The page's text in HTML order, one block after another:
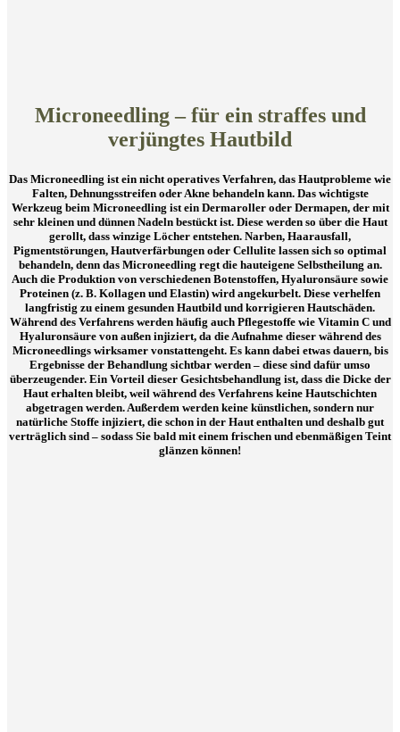
Microneedling – für ein straffes und
verjüngtes Hautbild
Das Microneedling ist ein nicht operatives Verfahren, das Hautprobleme wie
Falten, Dehnungsstreifen oder Akne behandeln kann. Das wichtigste
Werkzeug beim Microneedling ist ein Dermaroller oder Dermapen, der mit
sehr kleinen und dünnen Nadeln bestückt ist. Diese werden so über die Haut
gerollt, dass winzige Löcher entstehen. Narben, Haarausfall,
Pigmentstörungen, Hautverfärbungen oder Cellulite lassen sich so optimal
behandeln, denn das Microneedling regt die hauteigene Selbstheilung an.
Auch die Produktion von verschiedenen Botenstoffen, Hyaluronsäure sowie
Proteinen (z. B. Kollagen und Elastin) wird angekurbelt. Diese verhelfen
langfristig zu einem gesunden Hautbild und korrigieren Hautschäden.
Während des Verfahrens werden häufig auch Pflegestoffe wie Vitamin C und
Hyaluronsäure von außen injiziert, da die Aufnahme dieser während des
Microneedlings wirksamer vonstattengeht. Es kann dabei etwas dauern, bis
Ergebnisse der Behandlung sichtbar werden – diese sind dafür umso
überzeugender. Ein Vorteil dieser Gesichtsbehandlung ist, dass die Dicke der
Haut erhalten bleibt, weil während des Verfahrens keine Hautschichten
abgetragen werden. Außerdem werden keine künstlichen, sondern nur
natürliche Stoffe injiziert, die schon in der Haut enthalten und deshalb gut
verträglich sind – sodass Sie bald mit einem frischen und ebenmäßigen Teint
glänzen können!